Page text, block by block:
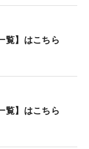
覧】はこちら
覧】はこちら